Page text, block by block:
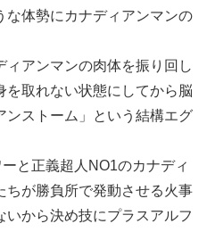
な体勢にカナディアンマンの
アンマンの肉体を振り回し
を取れない状態にしてから脳
ンストーム」という結構エグ
と正義超人NO1のカナディ
ちが勝負所で発動させる火事
から決め技にプラスアルフ